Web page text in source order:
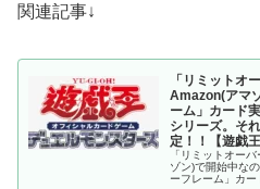
関連記事↓
「リミットオ
Amazon(アマ
ーム」カード
シリーズ。そ
定！！【遊戯王
「リミットオー
ゾン)で開始中な
ーフレーム」カ